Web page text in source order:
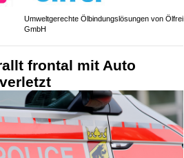
Umweltgerechte Ölbindungslösungen von Ölfrei
GmbH
frontal mit Auto